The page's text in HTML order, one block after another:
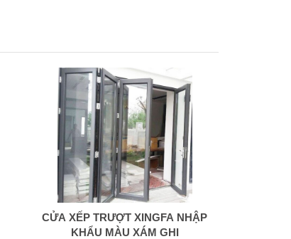
0938 414 005
CỬA XẾP TRƯỢT XINGFA NHẬP
KHẨU MÀU XÁM GHI